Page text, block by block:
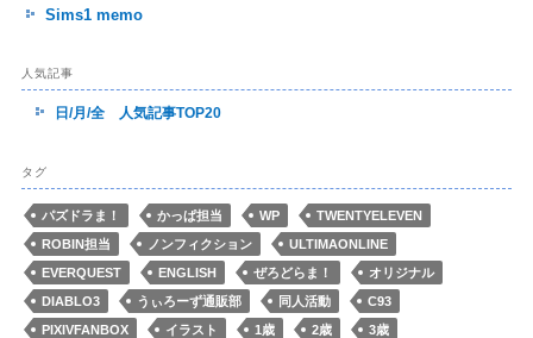
Sims1 memo
人気記事
日/月/全 人気記事TOP20
タグ
パズドラま！ かっぱ担当 WP
TWENTYELEVEN
ROBIN担当
ノンフィクション
ULTIMAONLINE
EVERQUEST
ENGLISH ぜろどらま！
オリジナル
DIABLO3
うぃろーず通販部 同人活動
C93
PIXIVFANBOX
イラスト 1歳 2歳 3歳